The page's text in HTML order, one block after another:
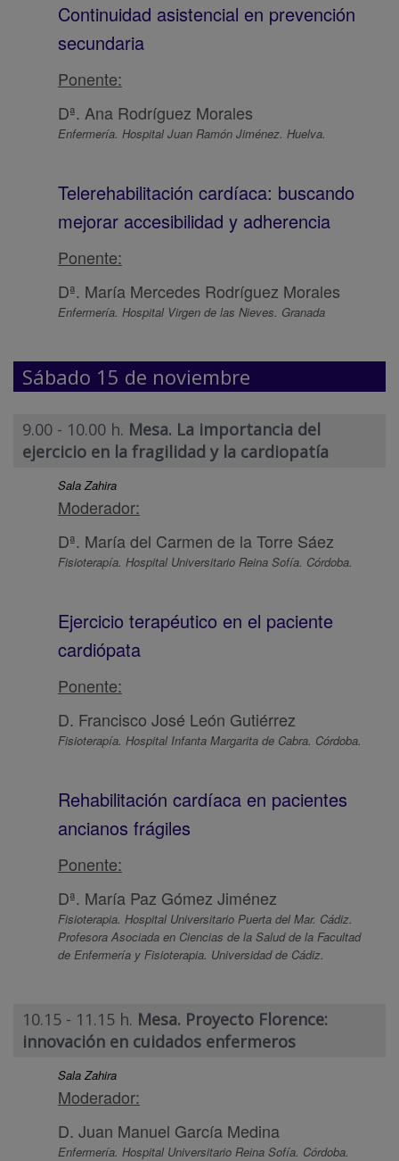
Continuidad asistencial en prevención
secundaria
Ponente:
Dª. Ana Rodríguez Morales
Enfermería. Hospital Juan Ramón Jiménez. Huelva.
Telerehabilitación cardíaca: buscando
mejorar accesibilidad y adherencia
Ponente:
Dª. María Mercedes Rodríguez Morales
Enfermería. Hospital Virgen de las Nieves. Granada
Sábado 15 de noviembre
9.00 - 10.00 h. Mesa. La importancia del
ejercicio en la fragilidad y la cardiopatía
Sala Zahira
Moderador:
Dª. María del Carmen de la Torre Sáez
Fisioterapía. Hospital Universitario Reina Sofía. Córdoba.
Ejercicio terapéutico en el paciente
cardiópata
Ponente:
D. Francisco José León Gutiérrez
Fisioterapía. Hospital Infanta Margarita de Cabra. Córdoba.
Rehabilitación cardíaca en pacientes
ancianos frágiles
Ponente:
Dª. María Paz Gómez Jiménez
Fisioterapia. Hospital Universitario Puerta del Mar. Cádiz.
Profesora Asociada en Ciencias de la Salud de la Facultad
de Enfermería y Fisioterapia. Universidad de Cádiz.
10.15 - 11.15 h. Mesa. Proyecto Florence:
innovación en cuidados enfermeros
Sala Zahira
Moderador:
D. Juan Manuel García Medina
Enfermería. Hospital Universitario Reina Sofía. Córdoba.